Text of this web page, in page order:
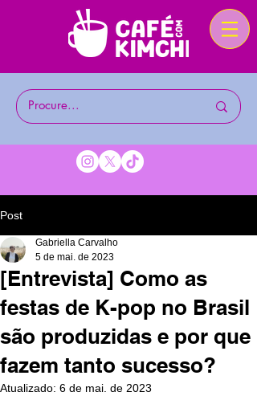
Post
[Entrevista] Como as
festas de K-pop no Brasil
são produzidas e por que
fazem tanto sucesso?
Gabriella Carvalho
5 de mai. de 2023
Atualizado: 6 de mai. de 2023